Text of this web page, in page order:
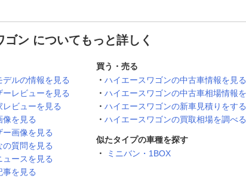
ゴン についてもっと詳しく
ルの情報を見る
レビューを見る
ビューを見る
を見る
画像を見る
質問を見る
ースを見る
を見る
買う・売る
ハイエースワゴンの中古車情報を見る
ハイエースワゴンの中古車相場情報
ハイエースワゴンの新車見積りをする
ハイエースワゴンの買取相場を調べる
似たタイプの車種を探す
ミニバン・1BOX